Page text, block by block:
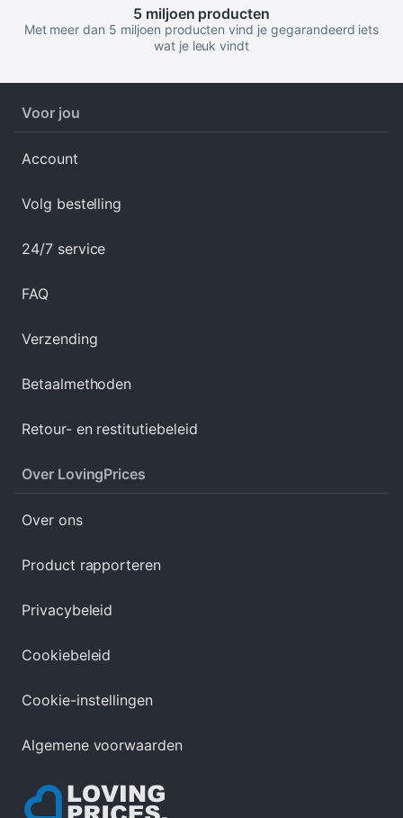
5 miljoen producten
Met meer dan 5 miljoen producten vind je gegarandeerd iets
wat je leuk vindt
Voor jou
Account
Volg bestelling
24/7 service
FAQ
Verzending
Betaalmethoden
Retour- en restitutiebeleid
Over LovingPrices
Over ons
Product rapporteren
Privacybeleid
Cookiebeleid
Cookie-instellingen
Algemene voorwaarden